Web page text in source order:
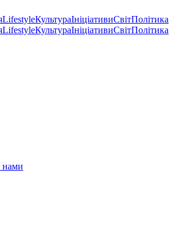
LifestyleКультураІніціативиСвітПолітика
LifestyleКультураІніціативиСвітПолітика
нами